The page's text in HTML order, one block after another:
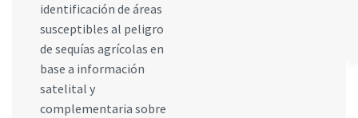
identificación de áreas
susceptibles al peligro
de sequías agrícolas en
base a información
satelital y
complementaria sobre